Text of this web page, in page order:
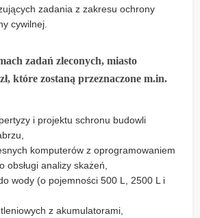
zadania z zakresu ochrony
cywilnej.
zadań zleconych, miasto
które zostaną przeznaczone m.in.
i projektu schronu budowli
komputerów z oprogramowaniem
obsługi analizy skażeń,
wody (o pojemności 500 L, 2500 L i
z akumulatorami,